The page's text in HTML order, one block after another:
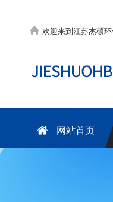
欢迎来到江苏杰硕
网站首页